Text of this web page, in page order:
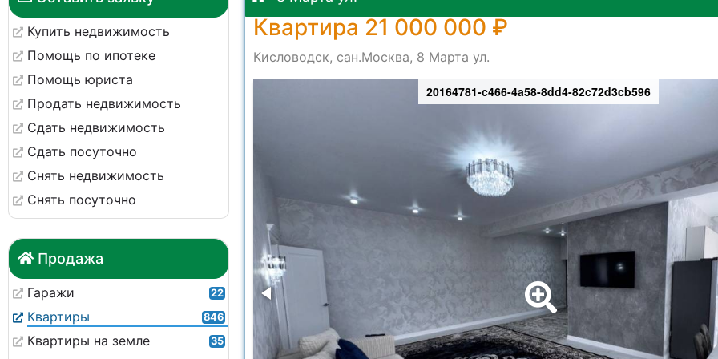
Купить недвижимость
Помощь по ипотеке
Помощь юриста
Продать недвижимость
Сдать недвижимость
Сдать посуточно
Снять недвижимость
Снять посуточно
Продажа
Гаражи 22
Квартиры 846
Квартиры на земле 35
Квартира 21 000 000 ₽
Кисловодск, сан.Москва, 8 Марта ул.
20164781-c466-4a58-8dd4-82c72d3cb596